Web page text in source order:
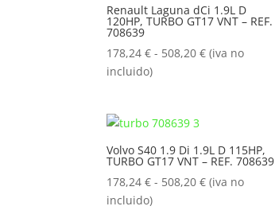
Renault Laguna dCi 1.9L D
120HP, TURBO GT17 VNT – REF.
708639
178,24€ - 508,20€Rango
hasta
508,20 €
(iva no
incluido)
Volvo S40 1.9 Di 1.9L D 115HP,
TURBO GT17 VNT – REF. 708639
178,24€ - 508,20€Rango
(iva no
incluido)